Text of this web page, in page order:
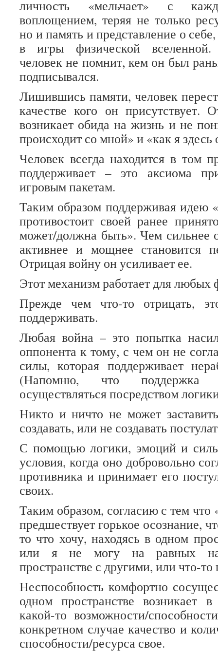
личность «мельчает» с
воплощением, теряя не только
но и память и представление о
в игры физической
человек не помнит, кем он был
подписывался.
Лишившись памяти, человек
качестве кого он присутствует.
возникает обида на жизнь и не
происходит со мной» и «как я здесь
Человек всегда находится в том
поддерживает – это аксиома
игровым пакетам.
Таким образом поддерживая идею
противостоит своей ранее
может/должна быть». Чем сильнее
активнее и мощнее становится
Отрицая войну он усиливает ее.
Этот механизм работает для любых
Прежде чем что-то отрицать,
поддерживать.
Любая война – это попытка
оппонента к тому, с чем он не
силы, которая поддерживает
(Напомню, что поддержка
осуществляться посредством
Никто и ничто не может
создавать, или не создавать
С помощью логики, эмоций и
условия, когда оно добровольно
противника и принимает его
своих.
Таким образом, согласию с тем что
предшествует горькое осознание,
то что хочу, находясь в одном
или я не могу на равных
пространстве с другими, или что-то
Неспособность комфортно
одном пространстве возникает в
какой-то возможности/
конкретном случае качество и
способности/ресурса свое.